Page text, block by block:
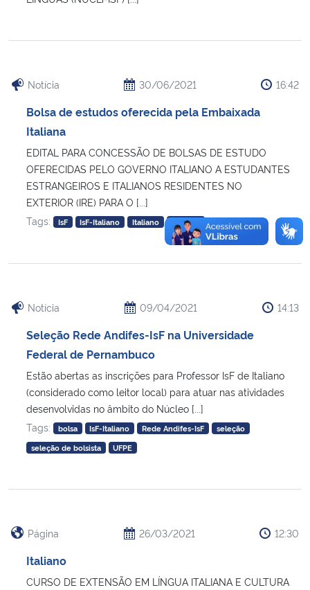
Notícia 30/06/2021 16:42
Bolsa de estudos oferecida pela Embaixada
Italiana
EDITAL PARA CONCESSÃO DE BOLSAS DE ESTUDO
OFERECIDAS PELO GOVERNO ITALIANO A ESTUDANTES
ESTRANGEIROS E ITALIANOS RESIDENTES NO
EXTERIOR (IRE) PARA O [...]
Tags:
IsF IsF-Italiano Italiano notícias
Notícia 09/04/2021 14:13
Seleção Rede Andifes-IsF na Universidade
Federal de Pernambuco
Estão abertas as inscrições para Professor IsF de Italiano
(considerado como leitor local) para atuar nas atividades
desenvolvidas no âmbito do Núcleo [...]
Tags:
bolsa IsF-Italiano Rede Andifes-IsF
seleção
seleção de bolsista
UFPE
Página 26/03/2021 12:30
Italiano
CURSO DE EXTENSÃO EM LÍNGUA ITALIANA E CULTURA